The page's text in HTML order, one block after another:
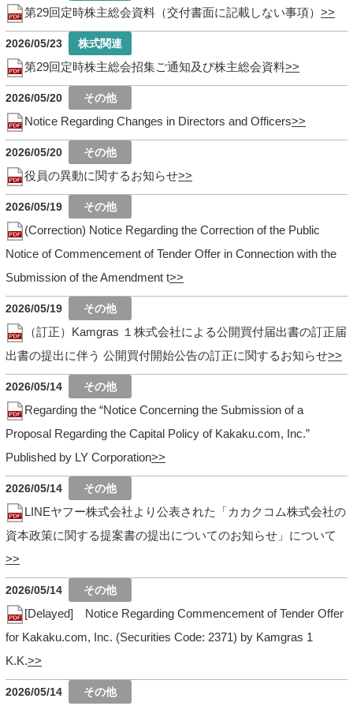
第29回定時株主総会資料（交付書面に記載しない事項）
2026/05/23
第29回定時株主総会招集ご通知及び株主総会資料
2026/05/20
Notice Regarding Changes in Directors and Officers
2026/05/20
役員の異動に関するお知らせ
2026/05/19
(Correction) Notice Regarding the Correction of the Public
Notice of Commencement of Tender Offer in Connection with the
Submission of the Amendment t
2026/05/19
（訂正）Kamgras １株式会社による公開買付届出書の訂正届
出書の提出に伴う 公開買付開始公告の訂正に関するお知らせ
2026/05/14
Regarding the “Notice Concerning the Submission of a
Proposal Regarding the Capital Policy of Kakaku.com, Inc.”
Published by LY Corporation
2026/05/14
LINEヤフー株式会社より公表された「カカクコム株式会社の
資本政策に関する提案書の提出についてのお知らせ」について
2026/05/14
[Delayed] Notice Regarding Commencement of Tender Offer
for Kakaku.com, Inc. (Securities Code: 2371) by Kamgras 1
K.K.
2026/05/14